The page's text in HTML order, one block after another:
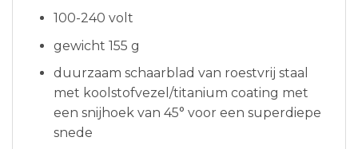
100-240 volt
gewicht 155 g
duurzaam schaarblad van roestvrij staal
met koolstofvezel/titanium coating met
een snijhoek van 45° voor een superdiepe
snede